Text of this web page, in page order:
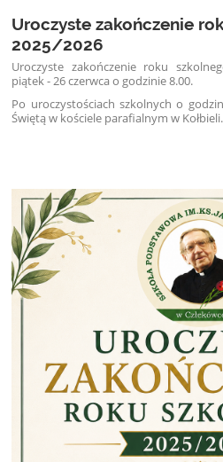
Uroczyste zakończenie
2025/2026
Uroczyste zakończenie roku
piątek - 26 czerwca o godzinie 8.00.
Po uroczystościach szkolnych o
Świętą w kościele parafialnym w